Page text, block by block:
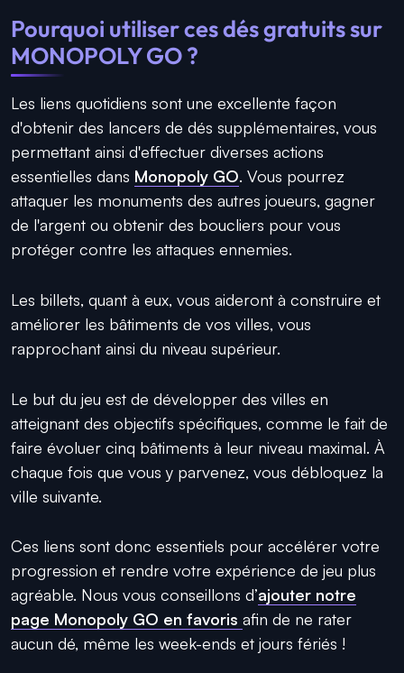
Pourquoi utiliser ces dés gratuits sur
MONOPOLY GO ?
Les liens quotidiens sont une excellente façon
d'obtenir des lancers de dés supplémentaires, vous
permettant ainsi d'effectuer diverses actions
essentielles dans Monopoly GO. Vous pourrez
attaquer les monuments des autres joueurs, gagner
de l'argent ou obtenir des boucliers pour vous
protéger contre les attaques ennemies.
Les billets, quant à eux, vous aideront à construire et
améliorer les bâtiments de vos villes, vous
rapprochant ainsi du niveau supérieur.
Le but du jeu est de développer des villes en
atteignant des objectifs spécifiques, comme le fait de
faire évoluer cinq bâtiments à leur niveau maximal. À
chaque fois que vous y parvenez, vous débloquez la
ville suivante.
Ces liens sont donc essentiels pour accélérer votre
progression et rendre votre expérience de jeu plus
agréable. Nous vous conseillons d’ajouter notre
page Monopoly GO en favoris afin de ne rater
aucun dé, même les week-ends et jours fériés !